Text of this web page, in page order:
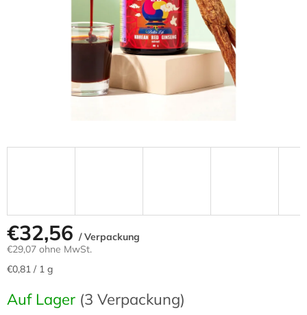
€32,56 / Verpackung
€29,07 ohne MwSt.
Verkaufspreis:
€0,81 / 1 g
Auf Lager (3 Verpackung)